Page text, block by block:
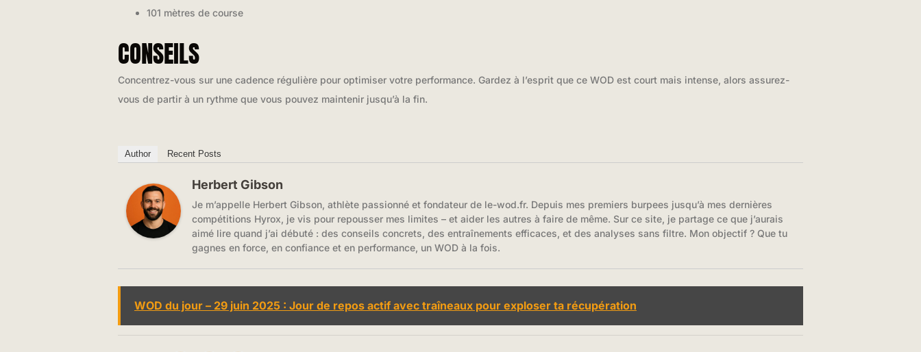
101 mètres de course
CONSEILS
Concentrez-vous sur une cadence régulière pour optimiser votre performance. Gardez à l’esprit que ce WOD est court mais intense, alors assurez-
vous de partir à un rythme que vous pouvez maintenir jusqu’à la fin.
Author Recent Posts
Herbert Gibson
Je m’appelle Herbert Gibson, athlète passionné et fondateur de le-wod.fr. Depuis mes premiers burpees jusqu’à mes dernières
compétitions Hyrox, je vis pour repousser mes limites – et aider les autres à faire de même. Sur ce site, je partage ce que j’aurais
aimé lire quand j’ai débuté : des conseils concrets, des entraînements efficaces, et des analyses sans filtre. Mon objectif ? Que tu
gagnes en force, en confiance et en performance, un WOD à la fois.
WOD du jour – 29 juin 2025 : Jour de repos actif avec traîneaux pour exploser ta récupération